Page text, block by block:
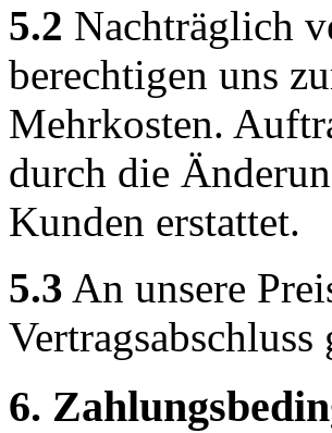
5.2 Nachträglich
berechtigen uns
Mehrkosten.
durch die
Kunden erstattet.
5.3 An unsere
Vertragsabschluss
6.